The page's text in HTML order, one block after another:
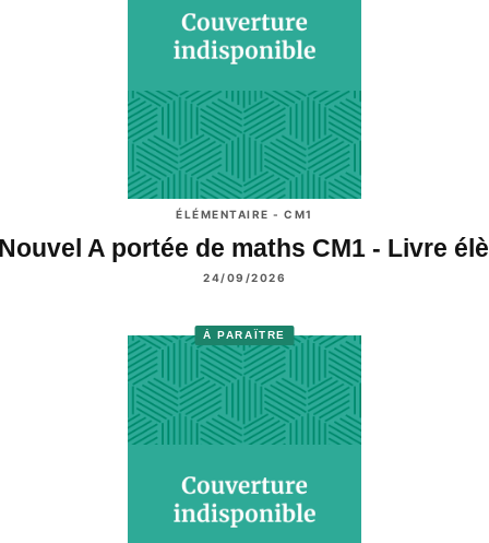
ÉLÉMENTAIRE - CM1
A portée de maths CM1 - Livre
24/09/2026
À PARAÎTRE